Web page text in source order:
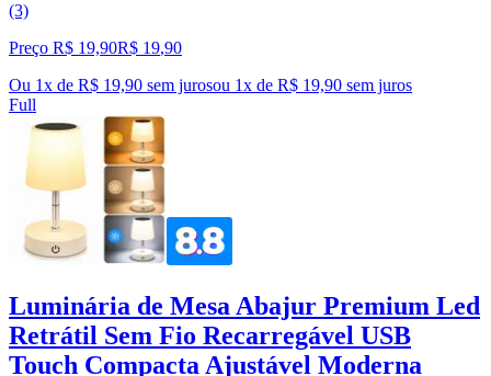
(3)
Preço R$ 19,90R$ 19,90
Ou 1x de R$ 19,90 sem jurosou 1x de R$ 19,90 sem juros
Full
Luminária de Mesa Abajur Premium Led
Retrátil Sem Fio Recarregável USB
Touch Compacta Ajustável Moderna